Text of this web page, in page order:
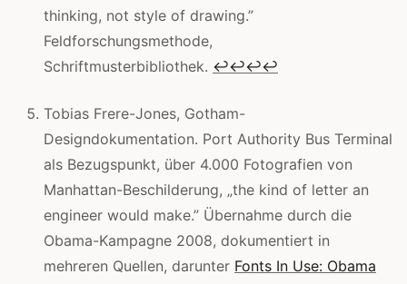
thinking, not style of drawing.”
Feldforschungsmethode,
Schriftmusterbibliothek. ↩↩↩↩
Tobias Frere-Jones, Gotham-
Designdokumentation. Port Authority Bus Terminal
als Bezugspunkt, über 4.000 Fotografien von
Manhattan-Beschilderung, „the kind of letter an
engineer would make.” Übernahme durch die
Obama-Kampagne 2008, dokumentiert in
mehreren Quellen, darunter Fonts In Use: Obama